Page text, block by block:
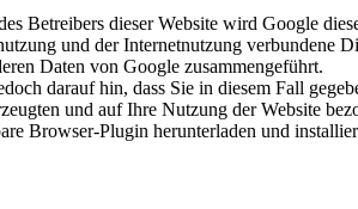
Betreibers dieser Website wird Google
und der Internetnutzung verbundene
Daten von Google zusammengeführt.
darauf hin, dass Sie in diesem Fall
und auf Ihre Nutzung der Website
Browser-Plugin herunterladen und